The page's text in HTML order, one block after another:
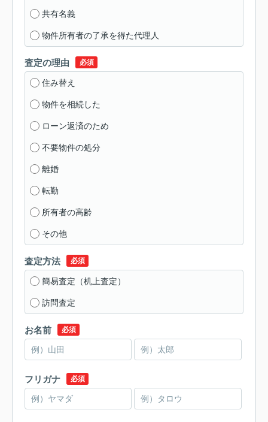
共有名義
物件所有者の了承を得た代理人
査定の理由 必須
住み替え
物件を相続した
ローン返済のため
不要物件の処分
離婚
転勤
所有者の高齢
その他
査定方法 必須
簡易査定（机上査定）
訪問査定
お名前 必須
フリガナ 必須